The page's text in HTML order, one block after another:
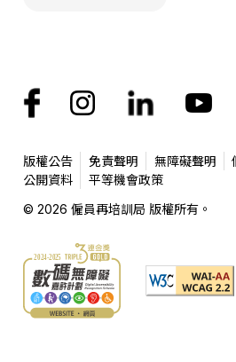
版權公告 免責聲明 無障礙聲明
公開資料
平等機會政策
© 2026 僱員再培訓局 版權所有。